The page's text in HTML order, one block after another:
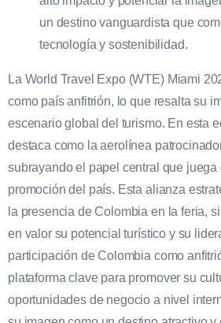
un destino vanguardista que
tecnología y sostenibilidad.
La World Travel Expo (WTE) Miami
como país anfitrión, lo que resalta su
escenario global del turismo. En esta
destaca como la aerolínea
subrayando el papel central que
promoción del país. Esta alianza
la presencia de Colombia en la feria,
en valor su potencial turístico y su
participación de Colombia como
plataforma clave para promover su
oportunidades de negocio a nivel